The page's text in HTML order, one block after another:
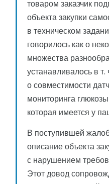
товаром заказчик
объекта закупки
в техническом
говорилось как о
множества
устанавливалось в т.
о совместимости
мониторинга
которая имеется у
В поступившей
описание объекта
с нарушением
Этот довод